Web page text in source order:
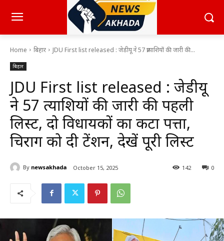
Home बिहार JDU First list released : जेडीयू ने 57 प्रत्याशियों की जारी की...
बिहार
JDU First list released : जेडीयू
ने 57 प्रत्याशियों की जारी की पहली
लिस्ट, दो विधायकों का कटा पत्ता,
चिराग को दी टेंशन, देखें पूरी लिस्ट
By newsakhada October 15, 2025 0
142